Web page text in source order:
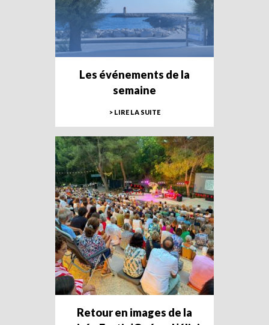
Les événements de la
semaine
> LIRE LA SUITE
Retour en images de la